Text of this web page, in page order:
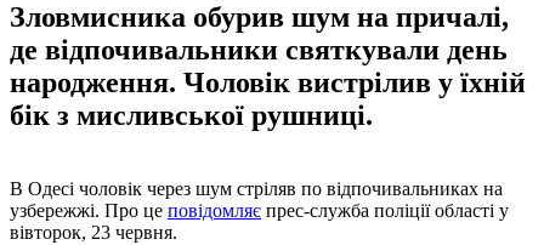
Зловмисника обурив шум на причалі,
де відпочивальники святкували день
народження. Чоловік вистрілив у їхній
бік з мисливської рушниці.
В Одесі чоловік через шум стріляв по відпочивальниках на
узбережжі. Про це повідомляє прес-служба поліції області у
вівторок, 23 червня.